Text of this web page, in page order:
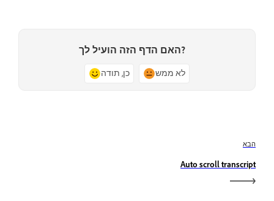
האם הדף הזה הועיל לך?
כן, תודה לא ממש
הבא
Auto scroll transcript